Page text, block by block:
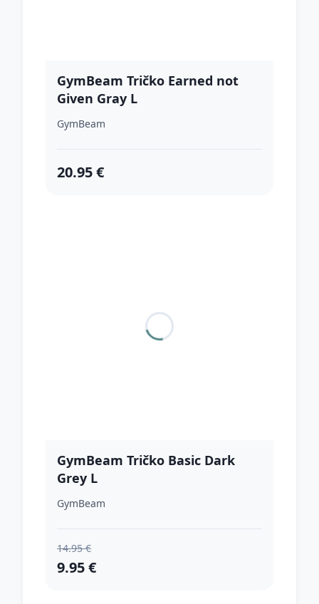
GymBeam Tričko Earned not
Given Gray L
GymBeam
20.95 €
GymBeam Tričko Basic Dark
Grey L
GymBeam
14.95 €
9.95 €